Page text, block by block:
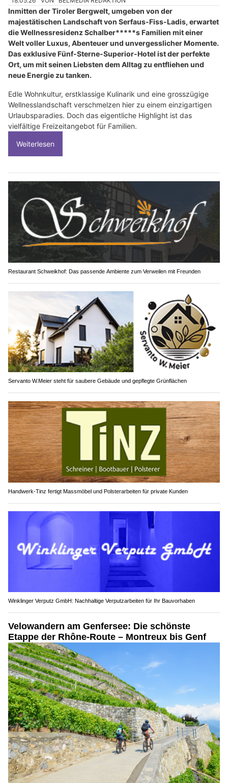
Inmitten der Tiroler Bergwelt, umgeben von der
majestätischen Landschaft von Serfaus-Fiss-Ladis, erwartet
die Wellnessresidenz Schalber*****s Familien mit einer
Welt voller Luxus, Abenteuer und unvergesslicher Momente.
Das exklusive Fünf-Sterne-Superior-Hotel ist der perfekte
Ort, um mit seinen Liebsten dem Alltag zu entfliehen und
neue Energie zu tanken.
Edle Wohnkultur, erstklassige Kulinarik und eine grosszügige
Wellnesslandschaft verschmelzen hier zu einem einzigartigen
Urlaubsparadies. Doch das eigentliche Highlight ist das
vielfältige Freizeitangebot für Familien.
Weiterlesen
Restaurant Schweikhof: Das passende Ambiente zum Verweilen mit Freunden
Servanto W.Meier steht für saubere Gebäude und gepflegte Grünflächen
Handwerk-Tinz fertigt Massmöbel und Polsterarbeiten für private Kunden
Winklinger Verputz GmbH: Nachhaltige Verputzarbeiten für Ihr Bauvorhaben
Velowandern am Genfersee: Die schönste
Etappe der Rhône-Route – Montreux bis Genf